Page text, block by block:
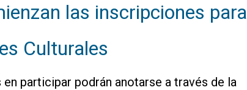
las inscripciones para
Culturales
participar podrán anotarse a través de la